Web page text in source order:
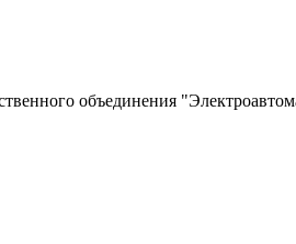
объединения